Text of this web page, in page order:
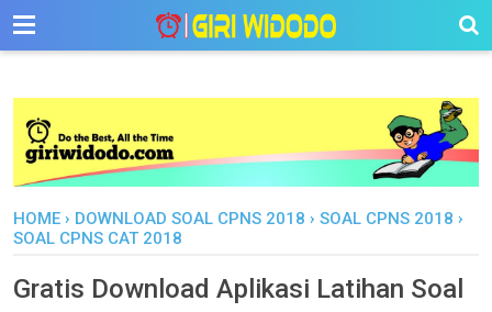
-->
HOME › DOWNLOAD SOAL CPNS 2018 › SOAL CPNS 2018 ›
SOAL CPNS CAT 2018
Gratis Download Aplikasi Latihan Soal